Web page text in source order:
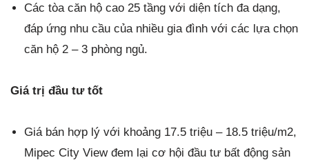
Các tòa căn hộ cao 25 tầng với diện tích đa dạng,
đáp ứng nhu cầu của nhiều gia đình với các lựa chọn
căn hộ 2 – 3 phòng ngủ.
Giá trị đầu tư tốt
Giá bán hợp lý với khoảng 17.5 triệu – 18.5 triệu/m2,
Mipec City View đem lại cơ hội đầu tư bất động sản